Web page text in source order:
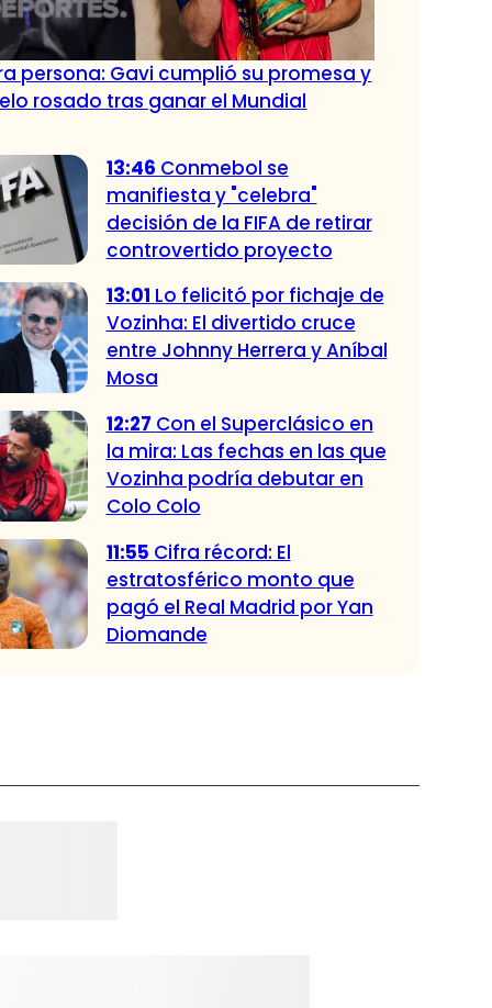
persona: Gavi cumplió su promesa y
rosado tras ganar el Mundial
13:46 Conmebol se
manifiesta y "celebra"
decisión de la FIFA de retirar
controvertido proyecto
13:01 Lo felicitó por fichaje de
Vozinha: El divertido cruce
entre Johnny Herrera y Aníbal
Mosa
12:27 Con el Superclásico en
la mira: Las fechas en las que
Vozinha podría debutar en
Colo Colo
11:55 Cifra récord: El
estratosférico monto que
pagó el Real Madrid por Yan
Diomande